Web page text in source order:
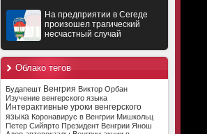
На предприятии в Сегеде
произошел трагический
несчастный случай
Облако тегов
Будапешт Венгрия Виктор Орбан
Изучение венгерского языка
Интерактивные уроки венгерского
языка Коронавирус в Венгрии Мишкольц
Петер Сийярто Президент Венгрии Янош